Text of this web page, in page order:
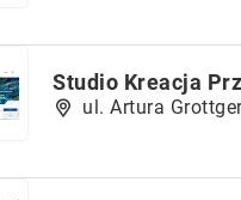
Studio Kreacja
ul. Artura